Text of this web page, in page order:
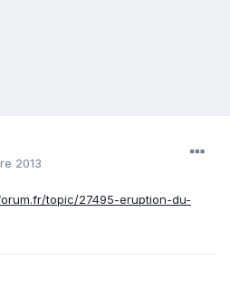
2013
topic/27495-eruption-du-